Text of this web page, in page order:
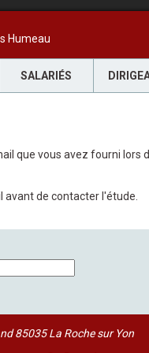
SALARIÉS
que vous avez fourni lors
avant de contacter l'étude.
85035 La Roche sur Yon